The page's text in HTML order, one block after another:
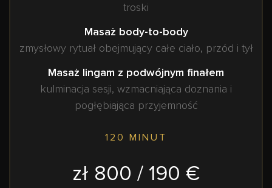
troski
Masaż body-to-body
zmysłowy rytuał obejmujący całe ciało, przód i tył
Masaż lingam z podwójnym finałem
kulminacja sesji, wzmacniająca doznania i
pogłębiająca przyjemność
120 MINUT
zł 800 / 190 €